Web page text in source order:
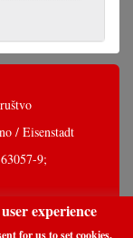
/ Eisenstadt
9;
experience
for us to set cookies.